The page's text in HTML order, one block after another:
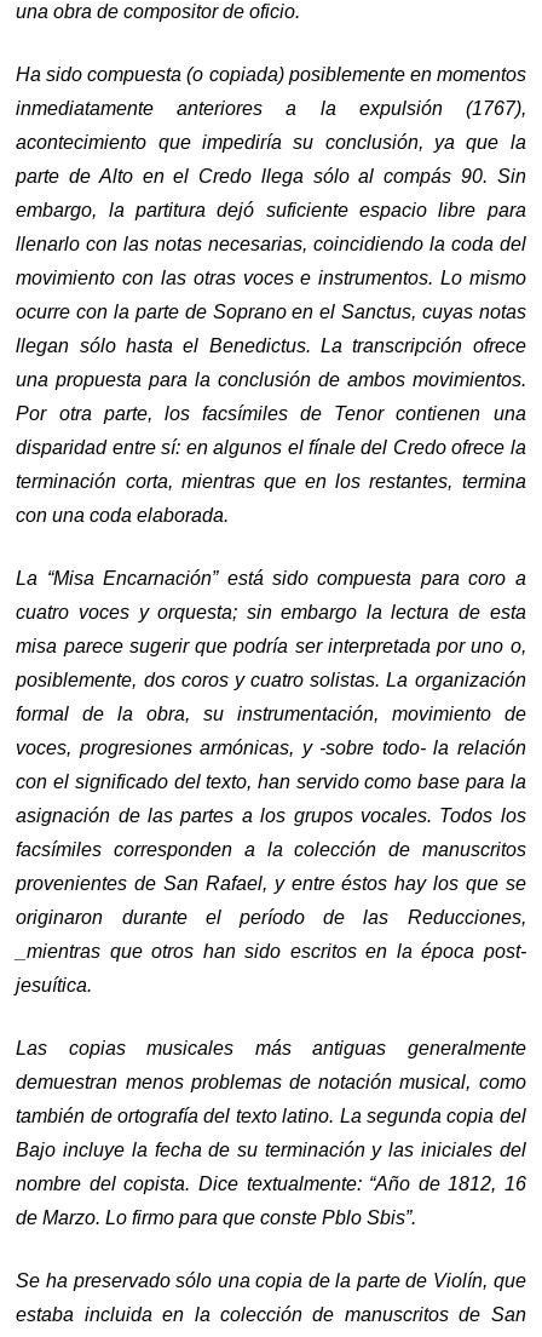
una obra de compositor de oficio.
Ha sido compuesta (o copiada) posiblemente en momentos
inmediatamente anteriores a la expulsión (1767),
acontecimiento que impediría su conclusión, ya que la
parte de Alto en el Credo llega sólo al compás 90. Sin
embargo, la partitura dejó suficiente espacio libre para
llenarlo con las notas necesarias, coincidiendo la coda del
movimiento con las otras voces e instrumentos. Lo mismo
ocurre con la parte de Soprano en el Sanctus, cuyas notas
llegan sólo hasta el Benedictus. La transcripción ofrece
una propuesta para la conclusión de ambos movimientos.
Por otra parte, los facsímiles de Tenor contienen una
disparidad entre sí: en algunos el fínale del Credo ofrece la
terminación corta, mientras que en los restantes, termina
con una coda elaborada.
La “Misa Encarnación” está sido compuesta para coro a
cuatro voces y orquesta; sin embargo la lectura de esta
misa parece sugerir que podría ser interpretada por uno o,
posiblemente, dos coros y cuatro solistas. La organización
formal de la obra, su instrumentación, movimiento de
voces, progresiones armónicas, y -sobre todo- la relación
con el significado del texto, han servido como base para la
asignación de las partes a los grupos vocales. Todos los
facsímiles corresponden a la colección de manuscritos
provenientes de San Rafael, y entre éstos hay los que se
originaron durante el período de las Reducciones,
_mientras que otros han sido escritos en la época post-
jesuítica.
Las copias musicales más antiguas generalmente
demuestran menos problemas de notación musical, como
también de ortografía del texto latino. La segunda copia del
Bajo incluye la fecha de su terminación y las iniciales del
nombre del copista. Dice textualmente: “Año de 1812, 16
de Marzo. Lo firmo para que conste Pblo Sbis”.
Se ha preservado sólo una copia de la parte de Violín, que
estaba incluida en la colección de manuscritos de San